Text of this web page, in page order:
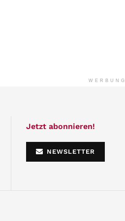
WERBUNG
Jetzt abonnieren!
NEWSLETTER